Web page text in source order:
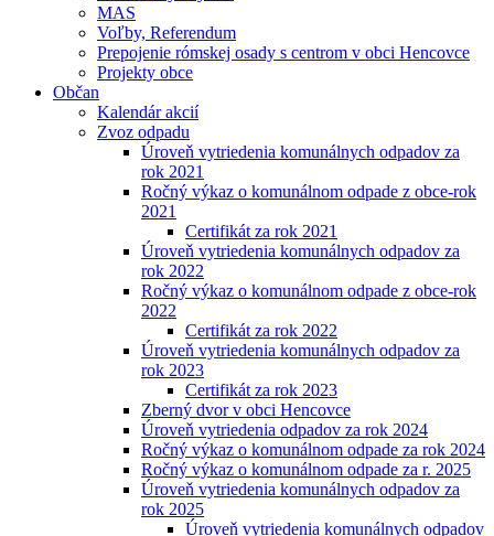
MAS
Voľby, Referendum
Prepojenie rómskej osady s centrom v obci Hencovce
Projekty obce
Občan
Kalendár akcií
Zvoz odpadu
Úroveň vytriedenia komunálnych odpadov za
rok 2021
Ročný výkaz o komunálnom odpade z obce-rok
2021
Certifikát za rok 2021
Úroveň vytriedenia komunálnych odpadov za
rok 2022
Ročný výkaz o komunálnom odpade z obce-rok
2022
Certifikát za rok 2022
Úroveň vytriedenia komunálnych odpadov za
rok 2023
Certifikát za rok 2023
Zberný dvor v obci Hencovce
Úroveň vytriedenia odpadov za rok 2024
Ročný výkaz o komunálnom odpade za rok 2024
Ročný výkaz o komunálnom odpade za r. 2025
Úroveň vytriedenia komunálnych odpadov za
rok 2025
Úroveň vytriedenia komunálnych odpadov